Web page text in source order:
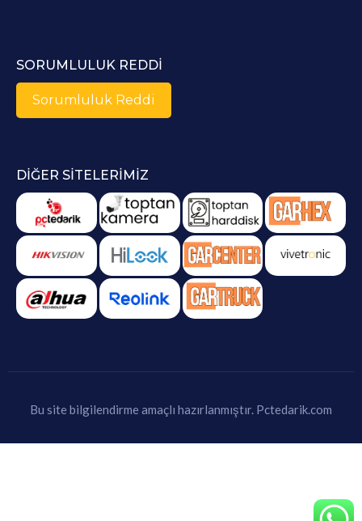
SORUMLULUK REDDI
Sorumluluk Reddi
DIĞER SITELERIMIZ
Bu site bilgilendirme amaçlı hazırlanmıştır. Pctedarik.com